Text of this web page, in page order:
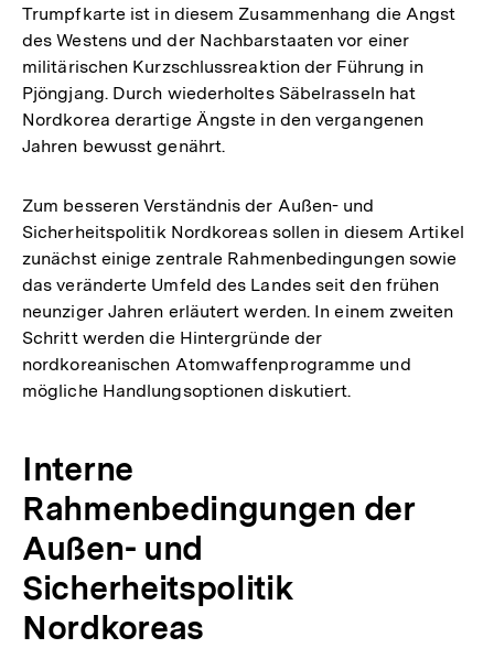
Trumpfkarte ist in diesem Zusammenhang die Angst
des Westens und der Nachbarstaaten vor einer
militärischen Kurzschlussreaktion der Führung in
Pjöngjang. Durch wiederholtes Säbelrasseln hat
Nordkorea derartige Ängste in den vergangenen
Jahren bewusst genährt.
Zum besseren Verständnis der Außen- und
Sicherheitspolitik Nordkoreas sollen in diesem Artikel
zunächst einige zentrale Rahmenbedingungen sowie
das veränderte Umfeld des Landes seit den frühen
neunziger Jahren erläutert werden. In einem zweiten
Schritt werden die Hintergründe der
nordkoreanischen Atomwaffenprogramme und
mögliche Handlungsoptionen diskutiert.
Interne
Rahmenbedingungen der
Außen- und
Sicherheitspolitik
Nordkoreas